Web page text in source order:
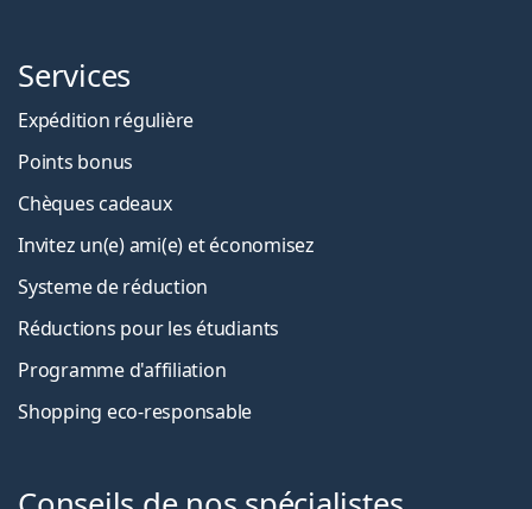
Services
Expédition régulière
Points bonus
Chèques cadeaux
Invitez un(e) ami(e) et économisez
Systeme de réduction
Réductions pour les étudiants
Programme d'affiliation
Shopping eco-responsable